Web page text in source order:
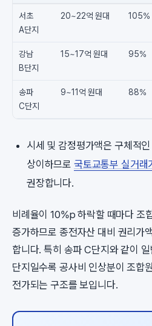
서초
A단지
20~22억 원대 105%
강남
B단지
15~17억 원대 95%
송파
C단지
9~11억 원대 88%
시세 및 감정평가액은 구체적
상이하므로 국토교통부 실거래
권장합니다.
비례율이 10%p 하락할 때마다 조
증가하므로 종전자산 대비 권리가
합니다. 특히 송파 C단지와 같이
단지일수록 공사비 인상분이 조합
전가되는 구조를 보입니다.